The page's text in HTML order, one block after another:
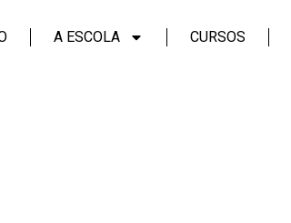
A ESCOLA CURSOS